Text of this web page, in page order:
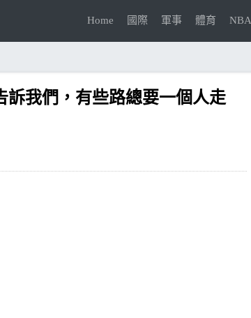
Home 國際 軍事 體育 NBA
我們，有些路總要一個人走